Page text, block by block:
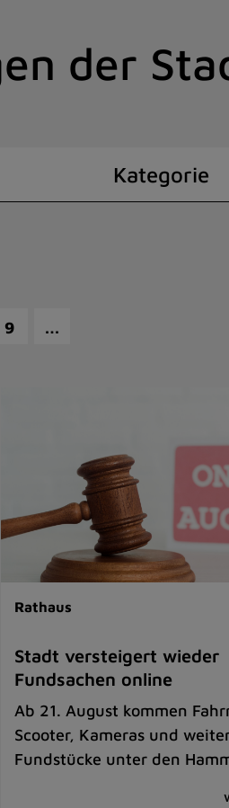
der
Kategorie
9 …
Rathaus
Stadt versteigert wieder
Fundsachen online
Ab 21. August kommen
Scooter, Kameras und
Fundstücke unter den